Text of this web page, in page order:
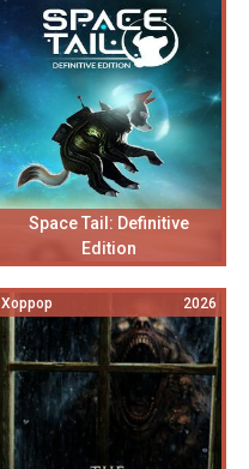
Space Tail: Definitive
Edition
Хоррор 2026